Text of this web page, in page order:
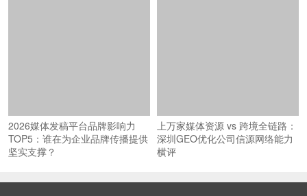
2026媒体发稿平台品牌影响力
TOP5：谁在为企业品牌传播提供
坚实支撑？
上万家媒体资源 vs 跨境全链路：
深圳GEO优化公司信源网络能力
横评